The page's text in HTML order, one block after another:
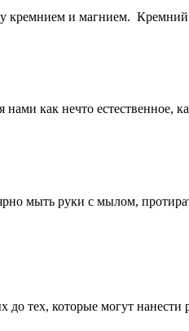
и магнием. Кремний
как нечто естественное,
мыть руки с мылом,
тех, которые могут нанести